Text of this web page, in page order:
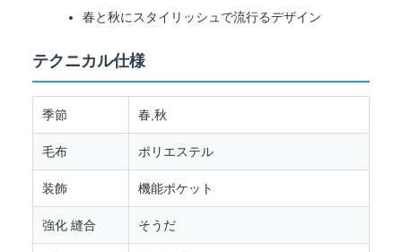
春と秋にスタイリッシュで流行るデザイン
テクニカル仕様
季節 春,秋
毛布 ポリエステル
装飾 機能ポケット
強化 縫合 そうだ